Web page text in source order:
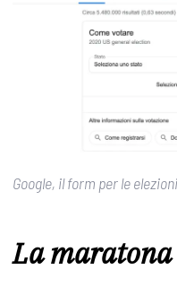
Google, il form per le
La